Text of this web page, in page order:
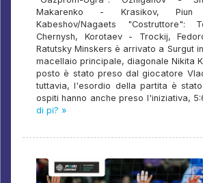
Makarenko - Krasikov,
Kabeshov/Nagaets "Costruttore":
Chernysh, Korotaev - Trockij,
Ratutsky Minskers è arrivato a Surgut
macellaio principale, diagonale Nikita
posto è stato preso dal giocatore
tuttavia, l'esordio della partita è
ospiti hanno anche preso l'iniziativa,
di pi? »